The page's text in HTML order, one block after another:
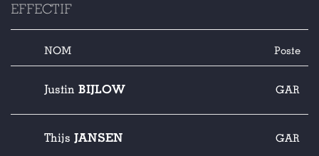
EFFECTIF
NOM Poste
Justin BIJLOW GAR
Thijs JANSEN GAR